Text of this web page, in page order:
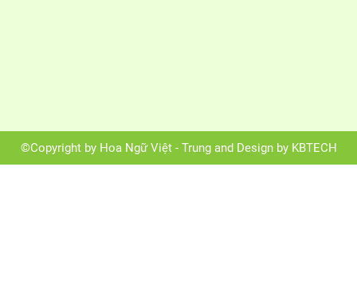
©Copyright by Hoa Ngữ Việt - Trung and Design by KBTECH